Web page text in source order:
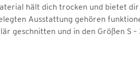
hält dich trocken und bietet
Ausstattung gehören
geschnitten und in den Größen S